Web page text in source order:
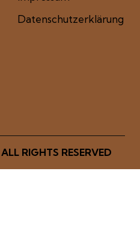
Datenschutzerklärung
RIGHTS RESERVED